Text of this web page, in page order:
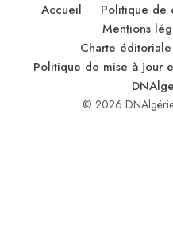
Accueil Politique de
Mentions
Charte
Politique de mise à jour
© 2026 DNAlgérie